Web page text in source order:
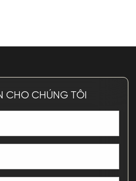
CHO CHÚNG TÔI